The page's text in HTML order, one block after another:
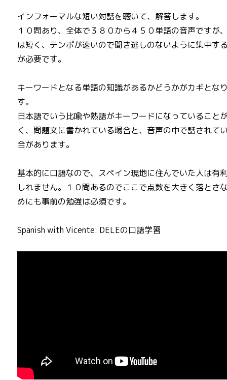
インフォーマルな短い対話を聴いて、解答します。
１０問あり、全体で３８０から４５０単語の音声ですが
は短く、テンポが速いので聞き逃しのないように集中す
が必要です。
キーワードとなる単語の知識があるかどうかがカギとな
す。
日本語でいう比喩や熟語がキーワードになっていること
く、問題文に書かれている場合と、音声の中で話されて
合があります。
基本的に口語なので、スペイン現地に住んでいた人は有
しれません。１０問あるのでここで点数を大きく落とさ
めにも事前の勉強は必須です。
Spanish with Vicente: DELEの口語学習